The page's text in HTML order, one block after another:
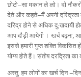
छोटो–सा मकान ले लो। दो
देते और कहते–मैं अपनी दरिद्रता
दरिद्र होने से अधिक दु:खदायी
आप दौड़ी आयेगी । खर्च बढ़ना,
इससे हमारी गुप्त शक्ति
योग्य होते हैं। संतोष दरद्रिता का
अस्तु, हम लोगों का खर्च दिन